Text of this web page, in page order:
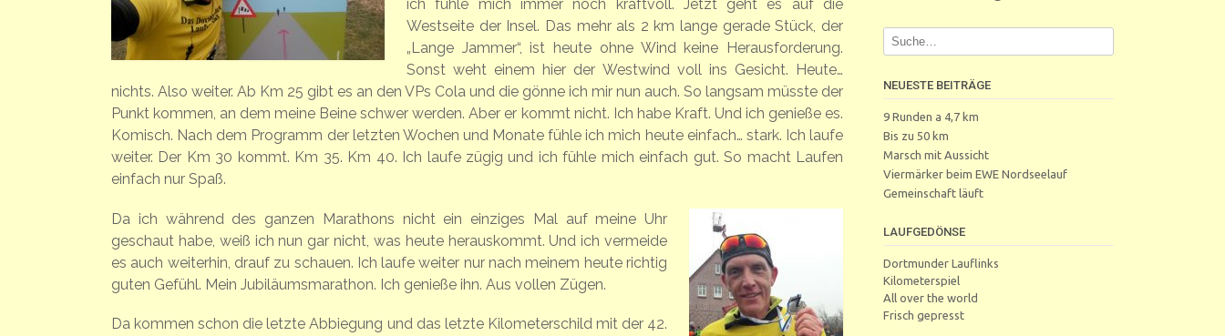
ich fühle mich immer noch kraftvoll. Jetzt geht es auf die
Westseite der Insel. Das mehr als 2 km lange gerade Stück, der
„Lange Jammer“, ist heute ohne Wind keine Herausforderung.
Sonst weht einem hier der Westwind voll ins Gesicht. Heute…
nichts. Also weiter. Ab Km 25 gibt es an den VPs Cola und die gönne ich mir nun auch. So langsam müsste der
Punkt kommen, an dem meine Beine schwer werden. Aber er kommt nicht. Ich habe Kraft. Und ich genieße es.
Komisch. Nach dem Programm der letzten Wochen und Monate fühle ich mich heute einfach… stark. Ich laufe
weiter. Der Km 30 kommt. Km 35. Km 40. Ich laufe zügig und ich fühle mich einfach gut. So macht Laufen
einfach nur Spaß.
Da ich während des ganzen Marathons nicht ein einziges Mal auf meine Uhr
geschaut habe, weiß ich nun gar nicht, was heute herauskommt. Und ich vermeide
es auch weiterhin, drauf zu schauen. Ich laufe weiter nur nach meinem heute richtig
guten Gefühl. Mein Jubiläumsmarathon. Ich genieße ihn. Aus vollen Zügen.
Da kommen schon die letzte Abbiegung und das letzte Kilometerschild mit der 42.
NEUESTE BEITRÄGE
9 Runden a 4,7 km
Bis zu 50 km
Marsch mit Aussicht
Viermärker beim EWE Nordseelauf
Gemeinschaft läuft
LAUFGEDÖNSE
Dortmunder Lauflinks
Kilometerspiel
All over the world
Frisch gepresst